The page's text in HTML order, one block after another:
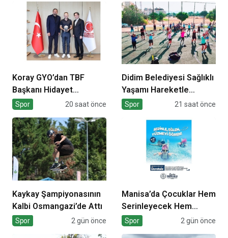
Koray GYO’dan TBF
Başkanı Hidayet
Türkoğlu’na ziyaret
Spor 20 saat önce
Didim Belediyesi Sağlıklı
Yaşamı Hareketle
Destekliyor
Spor 21 saat önce
Kaykay Şampiyonasının
Kalbi Osmangazi’de Attı
Spor 2 gün önce
Manisa’da Çocuklar Hem
Serinleyecek Hem
Yüzme Öğrenecek
Spor 2 gün önce